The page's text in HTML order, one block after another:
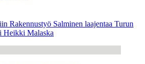
Rakennustyö Salminen laajentaa Turun
Heikki Malaska